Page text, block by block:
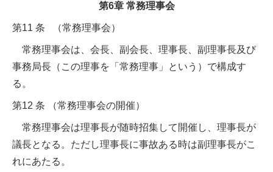
第6章 常務理事会
第11 条 （常務理事会）
常務理事会は、会長、副会長、理事長、副理事長及び
事務局長（この理事を「常務理事」という）で構成す
る。
第12 条 （常務理事会の開催）
常務理事会は理事長が随時招集して開催し、理事長が
議長となる。ただし理事長に事故ある時は副理事長がこ
れにあたる。